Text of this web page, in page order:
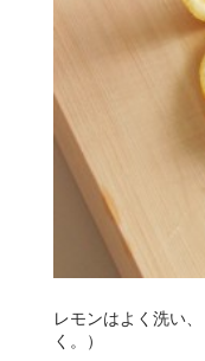
レモンはよく洗い
く。）